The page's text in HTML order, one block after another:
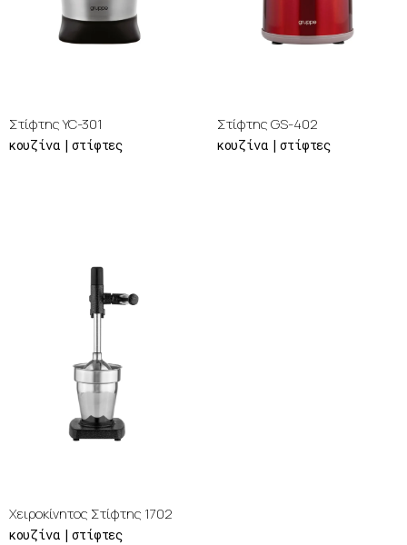
Στίφτης YC-301
κουζίνα στίφτες
Στίφτης GS-402
κουζίνα στίφτες
Χειροκίνητος Στίφτης 1702
κουζίνα στίφτες